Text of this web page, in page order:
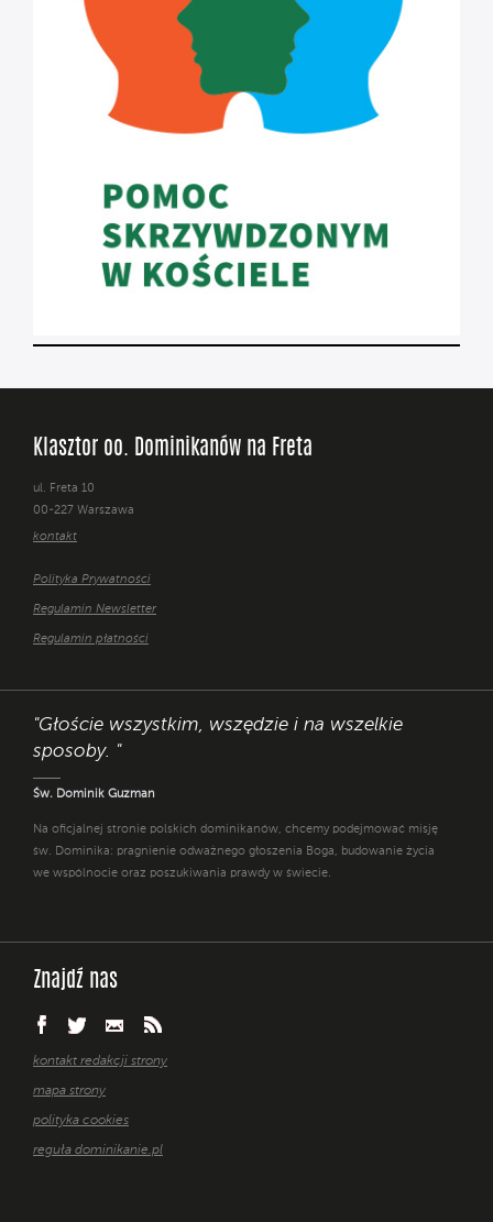
Klasztor oo. Dominikanów na Freta
ul. Freta 10
00-227 Warszawa
kontakt
Polityka Prywatności
Regulamin Newsletter
Regulamin płatności
"Głoście wszystkim, wszędzie i na wszelkie
sposoby. "
Św. Dominik Guzman
Na oficjalnej stronie polskich dominikanów, chcemy podejmować misję
św. Dominika: pragnienie odważnego głoszenia Boga, budowanie życia
we wspólnocie oraz poszukiwania prawdy w świecie.
Znajdź nas
kontakt redakcji strony
mapa strony
polityka cookies
reguła dominikanie.pl